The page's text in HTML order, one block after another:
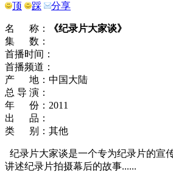
顶 踩 分享
名 称：
《纪录片大家谈》
集 数：
首播时间：
首播频道：
产 地：中国大陆
总 导 演：
年 份：2011
出 品：
类 别：其他
纪录片大家谈是一个专为纪录片的宣
讲述纪录片拍摄幕后的故事......